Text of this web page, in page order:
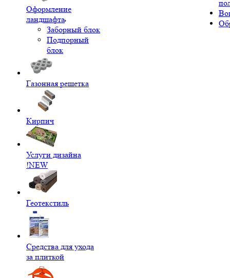
Оформление
ландшафта
Заборный блок
Подпорный
блок
Газонная решетка
Кирпич
Услуги дизайна
!NEW
Геотекстиль
Средства для ухода
за плиткой